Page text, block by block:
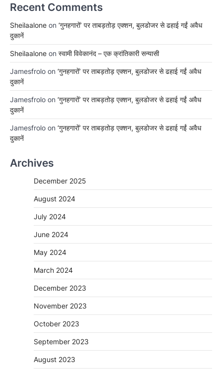
Recent Comments
Sheilaalone on ‘गुनहगारों’ पर ताबड़तोड़ एक्शन, बुलडोजर से ढहाई गईं अवैध
दुकानें
Sheilaalone on स्वामी विवेकानंद – एक क्रांतिकारी सन्यासी
Jamesfrolo on ‘गुनहगारों’ पर ताबड़तोड़ एक्शन, बुलडोजर से ढहाई गईं अवैध
दुकानें
Jamesfrolo on ‘गुनहगारों’ पर ताबड़तोड़ एक्शन, बुलडोजर से ढहाई गईं अवैध
दुकानें
Jamesfrolo on ‘गुनहगारों’ पर ताबड़तोड़ एक्शन, बुलडोजर से ढहाई गईं अवैध
दुकानें
Archives
December 2025
August 2024
July 2024
June 2024
May 2024
March 2024
December 2023
November 2023
October 2023
September 2023
August 2023